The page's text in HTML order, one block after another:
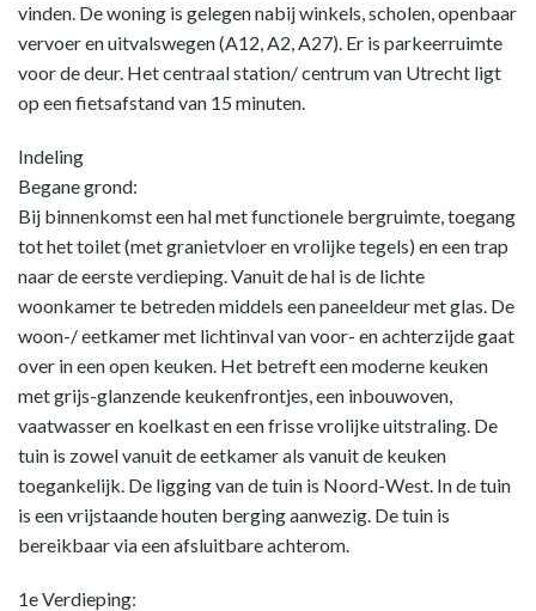
vinden. De woning is gelegen nabij winkels, scholen, openbaar
vervoer en uitvalswegen (A12, A2, A27). Er is parkeerruimte
voor de deur. Het centraal station/ centrum van Utrecht ligt
op een fietsafstand van 15 minuten.
Indeling
Begane grond:
Bij binnenkomst een hal met functionele bergruimte, toegang
tot het toilet (met granietvloer en vrolijke tegels) en een trap
naar de eerste verdieping. Vanuit de hal is de lichte
woonkamer te betreden middels een paneeldeur met glas. De
woon-/ eetkamer met lichtinval van voor- en achterzijde gaat
over in een open keuken. Het betreft een moderne keuken
met grijs-glanzende keukenfrontjes, een inbouwoven,
vaatwasser en koelkast en een frisse vrolijke uitstraling. De
tuin is zowel vanuit de eetkamer als vanuit de keuken
toegankelijk. De ligging van de tuin is Noord-West. In de tuin
is een vrijstaande houten berging aanwezig. De tuin is
bereikbaar via een afsluitbare achterom.
1e Verdieping: